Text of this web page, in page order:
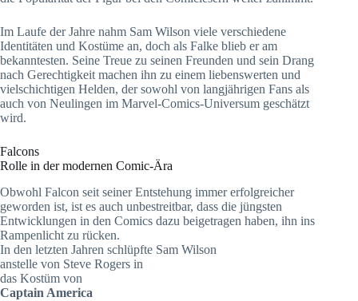
Im Laufe der Jahre nahm Sam Wilson viele verschiedene
Identitäten und Kostüme an, doch als Falke blieb er am
bekanntesten. Seine Treue zu seinen Freunden und sein Drang
nach Gerechtigkeit machen ihn zu einem liebenswerten und
vielschichtigen Helden, der sowohl von langjährigen Fans als
auch von Neulingen im Marvel-Comics-Universum geschätzt
wird.
Falcons
Rolle in der modernen Comic-Ära
Obwohl Falcon seit seiner Entstehung immer erfolgreicher
geworden ist, ist es auch unbestreitbar, dass die jüngsten
Entwicklungen in den Comics dazu beigetragen haben, ihn ins
Rampenlicht zu rücken.
In den letzten Jahren schlüpfte Sam Wilson
anstelle von Steve Rogers in
das Kostüm von
Captain America